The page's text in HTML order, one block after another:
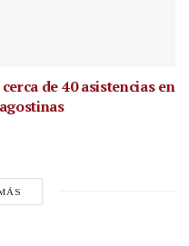
de 40 asistencias en